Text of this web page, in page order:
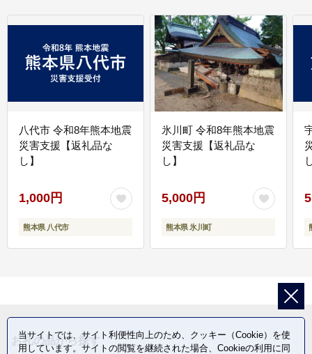
八代市 令和8年熊本地震
災害支援【返礼品な
し】
1,000円
熊本県 八代市
氷川町 令和8年熊本地震
災害支援【返礼品な
し】
5,000円
熊本県 氷川町
お礼の品から探す
当サイトでは、サイト利便性向上のため、クッキー（Cookie）を使
用しています。サイトの閲覧を継続された場合、Cookieの利用に同